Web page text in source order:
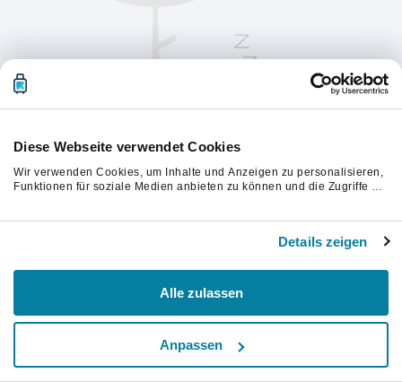
Diese Webseite verwendet Cookies
Wir verwenden Cookies, um Inhalte und Anzeigen zu personalisieren,
Funktionen für soziale Medien anbieten zu können und die Zugriffe auf
Informationen möglicherweise mit weiteren Daten zusammen, die Sie
Dienste gesammelt haben.
Details zeigen
Alle zulassen
Anpassen
Bitte aktualisiere die Seite, um fortzufahren.
Aktualisieren